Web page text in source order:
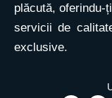
plăcută, oferindu-
servicii de
exclusive.